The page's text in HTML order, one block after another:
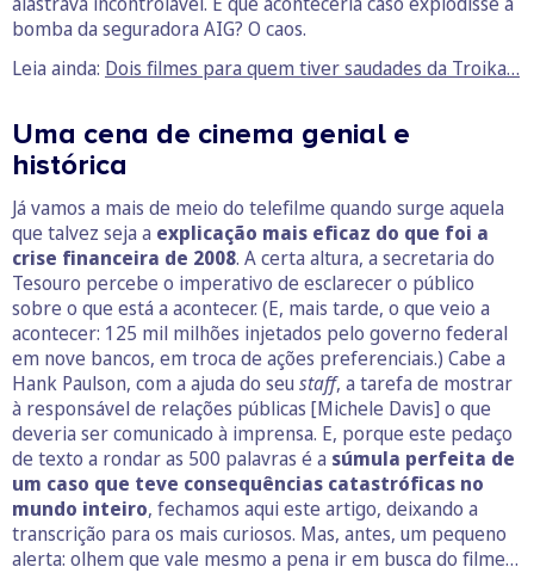
bomba da seguradora AIG? O caos.
Leia ainda: Dois filmes para quem tiver saudades da Troika…
Uma cena de cinema genial e
histórica
Já vamos a mais de meio do telefilme quando surge aquela
que talvez seja a explicação mais eficaz do que foi a
crise financeira de 2008. A certa altura, a secretaria do
Tesouro percebe o imperativo de esclarecer o público
sobre o que está a acontecer. (E, mais tarde, o que veio a
acontecer: 125 mil milhões injetados pelo governo federal
em nove bancos, em troca de ações preferenciais.) Cabe a
Hank Paulson, com a ajuda do seu staff, a tarefa de mostrar
à responsável de relações públicas [Michele Davis] o que
deveria ser comunicado à imprensa. E, porque este pedaço
de texto a rondar as 500 palavras é a súmula perfeita de
um caso que teve consequências catastróficas no
mundo inteiro, fechamos aqui este artigo, deixando a
transcrição para os mais curiosos. Mas, antes, um pequeno
alerta: olhem que vale mesmo a pena ir em busca do filme…